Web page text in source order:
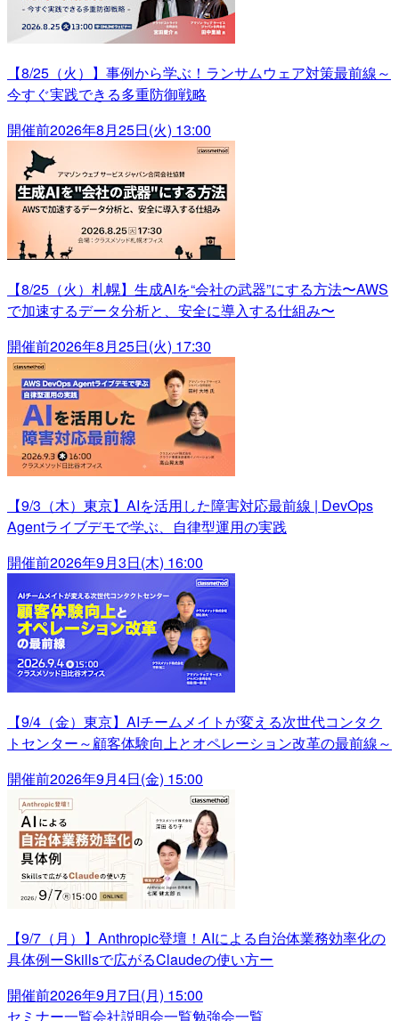
【8/25（火）】事例から学ぶ！ランサムウェア対策最前線～
今すぐ実践できる多重防御戦略
開催前2026年8月25日(火) 13:00
【8/25（火）札幌】生成AIを“会社の武器”にする方法〜AWS
で加速するデータ分析と、安全に導入する仕組み〜
開催前2026年8月25日(火) 17:30
【9/3（木）東京】AIを活用した障害対応最前線 | DevOps
Agentライブデモで学ぶ、自律型運用の実践
開催前2026年9月3日(木) 16:00
【9/4（金）東京】AIチームメイトが変える次世代コンタク
トセンター～顧客体験向上とオペレーション改革の最前線～
開催前2026年9月4日(金) 15:00
【9/7（月）】Anthropic登壇！AIによる自治体業務効率化の
具体例ーSkillsで広がるClaudeの使い方ー
開催前2026年9月7日(月) 15:00
セミナー一覧会社説明会一覧勉強会一覧